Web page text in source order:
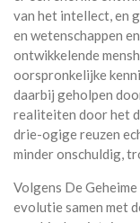
van het intellect, en
en wetenschappen
ontwikkelende
oorspronkelijke
daarbij geholpen
realiteiten door het
drie-ogige reuzen
minder onschuldig,
Volgens De
evolutie samen met